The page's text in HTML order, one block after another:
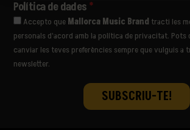
Política de dades *
Accepto que Mallorca Music Brand tracti les
personals d’acord amb la política de privacitat. Pots
canviar les teves preferències sempre que vulguis a
newsletter.